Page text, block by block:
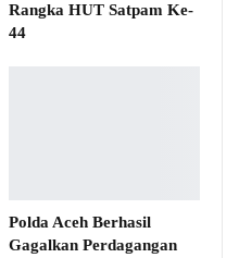
Rangka HUT Satpam Ke-
44
Polda Aceh Berhasil
Gagalkan Perdagangan